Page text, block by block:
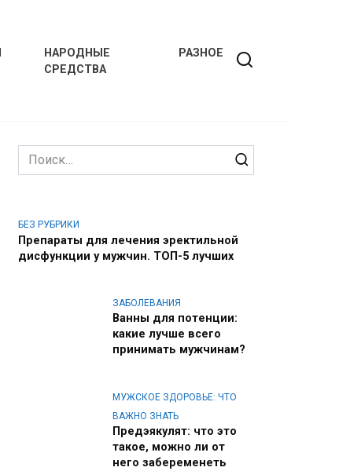
НАРОДНЫЕ
СРЕДСТВА
РАЗНОЕ
Search
for:
БЕЗ РУБРИКИ
Препараты для лечения эректильной
дисфункции у мужчин. ТОП-5 лучших
ЗАБОЛЕВАНИЯ
Ванны для потенции:
какие лучше всего
принимать мужчинам?
МУЖСКОЕ ЗДОРОВЬЕ: ЧТО
ВАЖНО ЗНАТЬ
Предэякулят: что это
такое, можно ли от
него забеременеть